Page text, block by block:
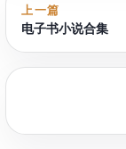
上一篇
电子书小说合集